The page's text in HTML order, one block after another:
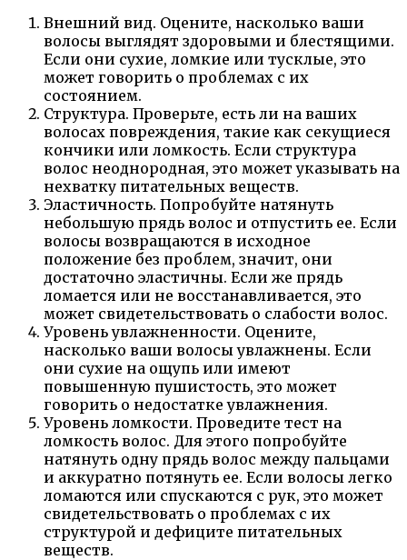
Внешний вид. Оцените, насколько ваши
волосы выглядят здоровыми и блестящими.
Если они сухие, ломкие или тусклые, это
может говорить о проблемах с их
состоянием.
Структура. Проверьте, есть ли на ваших
волосах повреждения, такие как секущиеся
кончики или ломкость. Если структура
волос неоднородная, это может указывать на
нехватку питательных веществ.
Эластичность. Попробуйте натянуть
небольшую прядь волос и отпустить ее. Если
волосы возвращаются в исходное
положение без проблем, значит, они
достаточно эластичны. Если же прядь
ломается или не восстанавливается, это
может свидетельствовать о слабости волос.
Уровень увлажненности. Оцените,
насколько ваши волосы увлажнены. Если
они сухие на ощупь или имеют
повышенную пушистость, это может
говорить о недостатке увлажнения.
Уровень ломкости. Проведите тест на
ломкость волос. Для этого попробуйте
натянуть одну прядь волос между пальцами
и аккуратно потянуть ее. Если волосы легко
ломаются или спускаются с рук, это может
свидетельствовать о проблемах с их
структурой и дефиците питательных
веществ.